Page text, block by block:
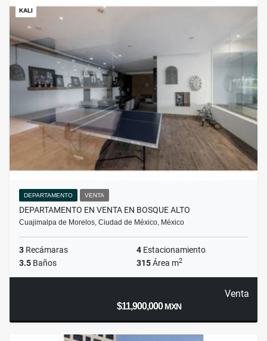
KALI
DEPARTAMENTO VENTA
DEPARTAMENTO EN VENTA EN BOSQUE ALTO
Cuajimalpa de Morelos, Ciudad de México, México
3 Recámaras 4 Estacionamiento
3.5 Baños 315Área m2
Venta
$11,900,000MXN